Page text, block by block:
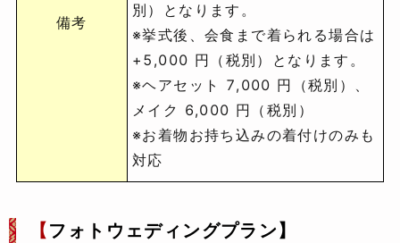
備考
別）となります。
※挙式後、会食まで着られる場合は
+5,000 円（税別）となります。
※ヘアセット 7,000 円（税別）、
メイク 6,000 円（税別）
※お着物お持ち込みの着付けのみも
対応
【 フォトウェディングプラン】